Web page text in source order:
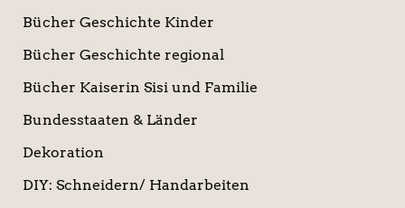
Bücher Geschichte Kinder
Bücher Geschichte regional
Bücher Kaiserin Sisi und Familie
Bundesstaaten & Länder
Dekoration
DIY: Schneidern/ Handarbeiten